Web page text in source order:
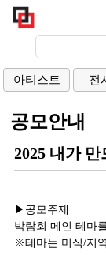
아티스트 전
공모안내
2025 내가
▶공모주제
박람회 메인 테마
※테마는 미식/지